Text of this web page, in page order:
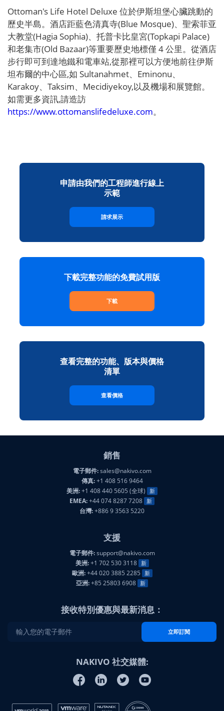
Ottoman's Life Hotel Deluxe 位於伊斯坦堡心臟跳動的
歷史半島。酒店距藍色清真寺(Blue Mosque)、聖索菲亚
大教堂(Hagia Sophia)、托普卡比皇宮(Topkapi Palace)
和老集市(Old Bazaar)等重要歷史地標僅 4 公里。從酒店
步行即可到達地鐵和電車站,從那裡可以方便地前往伊斯
坦布爾的中心區,如 Sultanahmet、Eminonu、
Karakoy、Taksim、Mecidiyekoy,以及機場和展覽館。
如需更多資訊,請造訪
https://www.ottomanslifedeluxe.com。
申請由我們的工程師進行線上
示範
請求展示
下載完整功能的免費試用版
下載
查看完整的功能、版本與價格
清單
查看價格
銷售
電子郵件:sales@nakivo.com
傳真:+1 408 516 9464
美洲:+1 408 440 5605 (全球) 新
EMEA:+44 074 8287 7208 新
台灣:+886 9 3563 5220
支援
電子郵件:support@nakivo.com
美洲:+1 702 530 3118 新
歐洲:+44 020 3885 2285 新
亞洲:+85 25803 6908 新
接收特別優惠與最新消息：
立即訂閱
NAKIVO 社交媒體: